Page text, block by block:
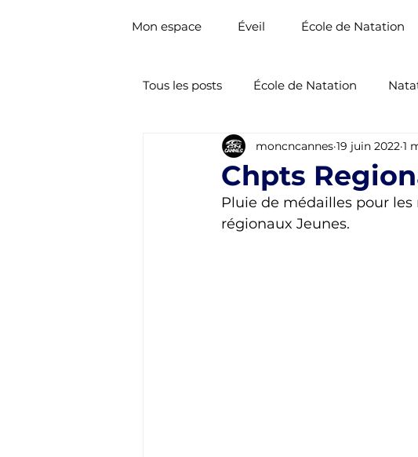
Mon espace Éveil École de Natation
Tous les posts École de Natation
Nat. Artistique Natation Santé
Chpts
moncncannes 19 juin 2022 1
Pluie de médailles pour
régionaux Jeunes.